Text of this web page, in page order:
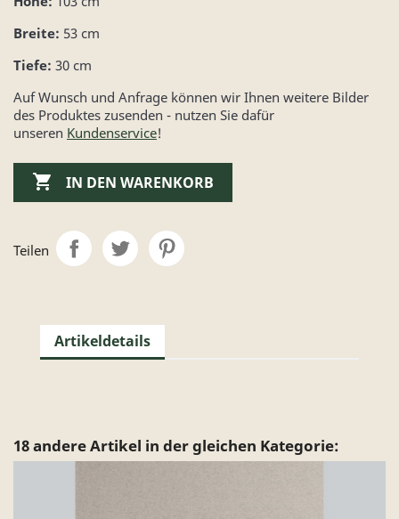
Breite: 53 cm
Tiefe: 30 cm
Auf Wunsch und Anfrage können wir Ihnen weitere Bilder
des Produktes zusenden - nutzen Sie dafür
unseren Kundenservice!
 IN DEN WARENKORB
Teilen
Artikeldetails
18 andere Artikel in der gleichen Kategorie: